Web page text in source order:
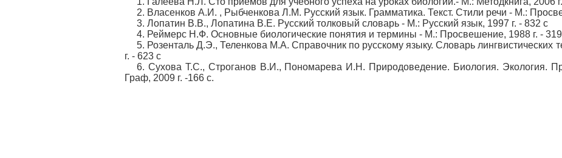
2. Власенков А.И. , Рыбченкова Л.М. Русский язык. Грамматика. Текст. Стили речи - М.:
3. Лопатин В.В., Лопатина В.Е. Русский толковый словарь - М.: Русский язык, 1997 г. - 832 с
4. Реймерс Н.Ф. Основные биологические понятия и термины - М.: Просвешение, 1988 г. - 319
5. Розенталь Д.Э., Теленкова М.А. Справочник по русскому языку. Словарь
г. - 623 с
6. Сухова Т.С., Строганов В.И., Пономарева И.Н. Природоведение. Биология. Экология.
Граф, 2009 г. -166 с.